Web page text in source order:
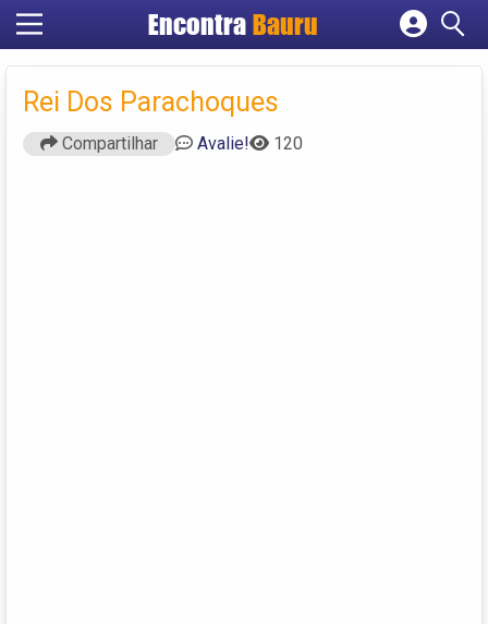
Encontra Bauru
Cadastrar empresa
Criar conta
Rei Dos Parachoques
Compartilhar Avalie! 120